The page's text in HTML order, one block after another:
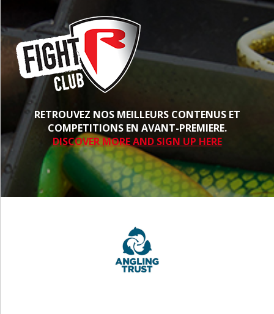
RETROUVEZ NOS MEILLEURS CONTENUS ET
COMPETITIONS EN AVANT-PREMIERE.
DISCOVER MORE AND SIGN UP HERE